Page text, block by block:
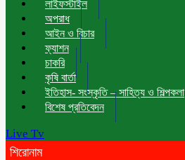
লাইফস্টাইল
অপরাধ
আইন ও বিচার
ফ্যাশন
চাকরি
কৃষি বার্তা
ইতিহাস- সংস্কৃতি – সাহিত্য ও শিল্পকলা
বিশেষ প্রতিবেদন
Live Tv
শিরোনাম